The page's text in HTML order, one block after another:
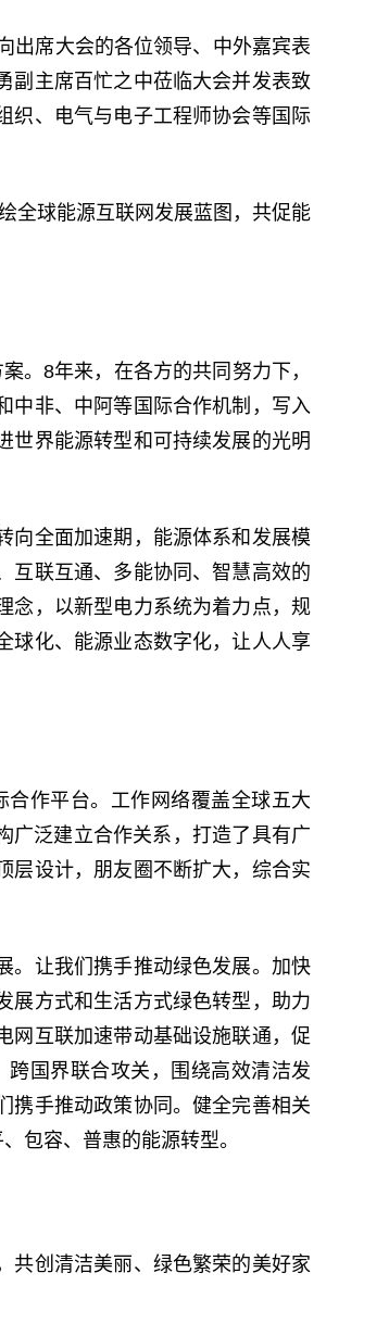
出席大会的各位领导、中外嘉宾表
副主席百忙之中莅临大会并发表致
织、电气与电子工程师协会等国际
全球能源互联网发展蓝图，共促能
。8年来，在各方的共同努力下，
中非、中阿等国际合作机制，写入
世界能源转型和可持续发展的光明
向全面加速期，能源体系和发展模
互联互通、多能协同、智慧高效的
念，以新型电力系统为着力点，规
球化、能源业态数字化，让人人享
作平台。工作网络覆盖全球五大
广泛建立合作关系，打造了具有广
层设计，朋友圈不断扩大，综合实
。让我们携手推动绿色发展。加快
展方式和生活方式绿色转型，助力
网互联加速带动基础设施联通，促
国界联合攻关，围绕高效清洁发
携手推动政策协同。健全完善相关
包容、普惠的能源转型。
共创清洁美丽、绿色繁荣的美好家